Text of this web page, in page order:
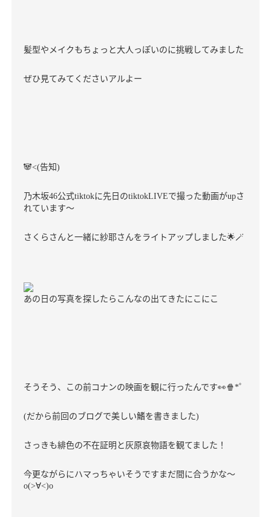
髪型やメイクもちょっと大人っぽいのに挑戦してみました
ぜひ見てみてくださいアルよー
🐼<(告知)
乃木坂46公式tiktokに先日のtiktokLIVEで撮った動画がupさ
れています〜
さくらさんと一緒に紗耶さんをライトアップしました🌟🪄
あの日の写真を探したらこんなの出てきたにこにこ
そうそう、この前コナンの映画を観に行ったんです👀🍿 *゜
(だから前回のブログで美しい鰭を書きました)
さっきも緋色の不在証明と灰原哀物語を観てました ！
今更ながらにハマっちゃいそうですまだ間に合うかな〜
o(>∀<)o